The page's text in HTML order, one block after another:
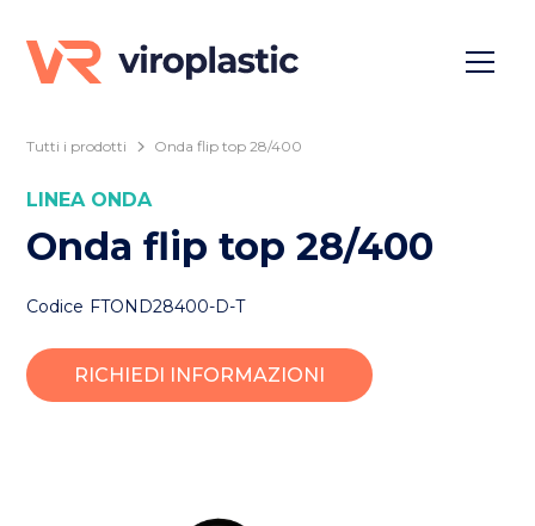
Tutti i prodotti Onda flip top 28/400
LINEA ONDA
Onda flip top 28/400
Codice FTOND28400-D-T
RICHIEDI INFORMAZIONI